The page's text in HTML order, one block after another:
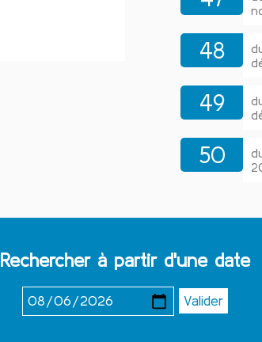
48
49
50
Rechercher à partir d'une date